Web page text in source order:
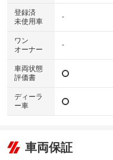
登録済
未使用車
-
ワン
オーナー
-
車両状態
評価書
ディーラ
ー車
車両保証